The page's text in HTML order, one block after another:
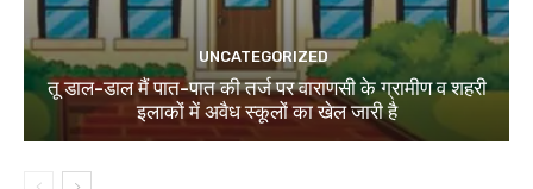
UNCATEGORIZED
तू डाल-डाल मैं पात-पात की तर्ज पर वाराणसी के ग्रामीण व शहरी
इलाकों में अवैध स्कूलों का खेल जारी है